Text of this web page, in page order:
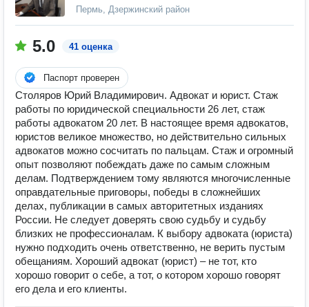
Пермь, Дзержинский район
5.0 41 оценка
Паспорт проверен
Столяров Юрий Владимирович. Адвокат и юрист. Стаж
работы по юридической специальности 26 лет, стаж
работы адвокатом 20 лет. В настоящее время адвокатов,
юристов великое множество, но действительно сильных
адвокатов можно сосчитать по пальцам. Стаж и огромный
опыт позволяют побеждать даже по самым сложным
делам. Подтверждением тому являются многочисленные
оправдательные приговоры, победы в сложнейших
делах, публикации в самых авторитетных изданиях
России. Не следует доверять свою судьбу и судьбу
близких не профессионалам. К выбору адвоката (юриста)
нужно подходить очень ответственно, не верить пустым
обещаниям. Хороший адвокат (юрист) – не тот, кто
хорошо говорит о себе, а тот, о котором хорошо говорят
его дела и его клиенты.